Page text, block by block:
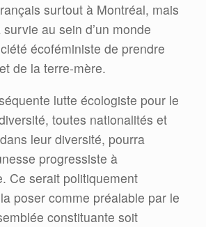
surtout à Montréal, mais
au sein d’un monde
écoféministe de prendre
de la terre-mère.
lutte écologiste pour le
toutes nationalités et
leur diversité, pourra
progressiste à
Ce serait politiquement
poser comme préalable par le
constituante soit